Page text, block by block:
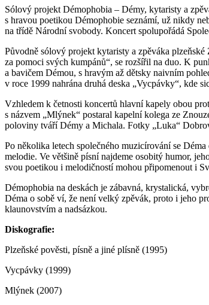
Sólový projekt Démophobia – Démy, kytaristy a
s hravou poetikou Démophobie seznámí, už nikdy
na třídě Národní svobody. Koncert spolupořádá
Původně sólový projekt kytaristy a zpěváka
za pomoci svých kumpánů“, se rozšířil na duo. K
a bavičem Démou, s hravým až dětsky naivním
v roce 1999 nahrána druhá deska „Vycpávky“, kde
Vzhledem k četnosti koncertů hlavní kapely obou
s názvem „Mlýnek“ postaral kapelní kolega ze
poloviny tváří Démy a Michala. Fotky „Luka“
Po několika letech společného muzicírování se
melodie. Ve většině písní najdeme osobitý humor,
svou poetikou i melodičností mohou připomenout i
Démophobia na deskách je zábavná, krystalická,
Déma o sobě ví, že není velký zpěvák, proto i jeho
klaunovstvím a nadsázkou.
Diskografie:
Plzeňské pověsti, písně a jiné plísně (1995)
Vycpávky (1999)
Mlýnek (2007)